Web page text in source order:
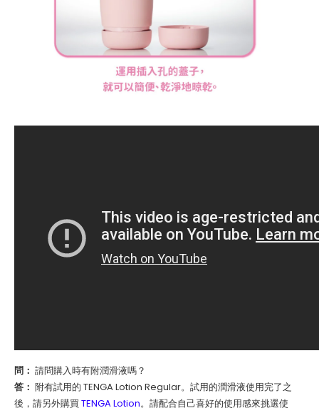
問： 請問購入時有附潤滑液嗎？
答： 附有試用的 TENGA Lotion Regular。試用的潤滑液使用完了之
後，請另外購買 TENGA Lotion。請配合自己喜好的使用感來挑選使